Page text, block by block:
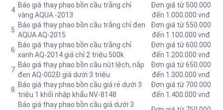
4
Báo giá thay phao bồn cầu trắng chỉ
vàng AQUA -2013
Đơn giá từ 500.000
đến 1.000.000 vnđ
5
Báo giá thay phao bồn cầu trắng chỉ đen
AQUA AQ-2015
Đơn giá từ 550.000
đến 1.100.000 vnđ
6
Báo giá thay phao bồn cầu trắng chỉ
xanh AQ-2014 giá chỉ 2 triệu 500k
Đơn giá từ 600.000
đến 1.200.000 vnđ
7
Báo giá thay phao bồn cầu nút lệch, nắp
đen AQ-002Đ giá dưới 3 triệu
Đơn giá từ 650.000
đến 1.300.000 vnđ
8
Báo giá thay phao bồn cầu giá rẻ dưới 3
triệu 1 khối nhập khẩu NV-8148
Đơn giá từ 700.000
đến 1.400.000 vnđ
Báo giá thay phao bồn cầu giá dưới 3